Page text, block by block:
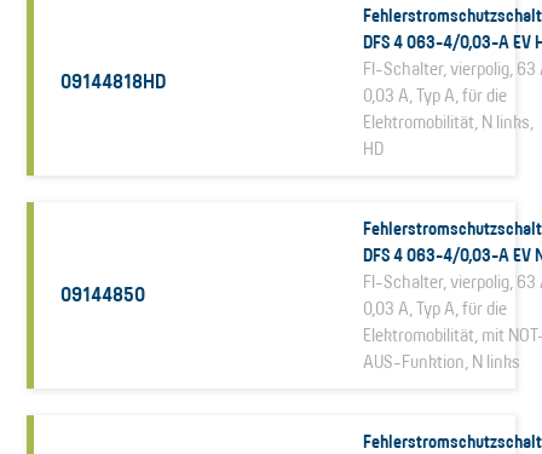
09144818HD
DFS 4 063-4/0,03-A EV
FI-Schalter, vierpolig, 63
0,03 A, Typ A, für die
Elektromobilität, N links,
HD
09144850
DFS 4 063-4/0,03-A EV
FI-Schalter, vierpolig, 63
0,03 A, Typ A, für die
Elektromobilität, mit
AUS-Funktion, N links